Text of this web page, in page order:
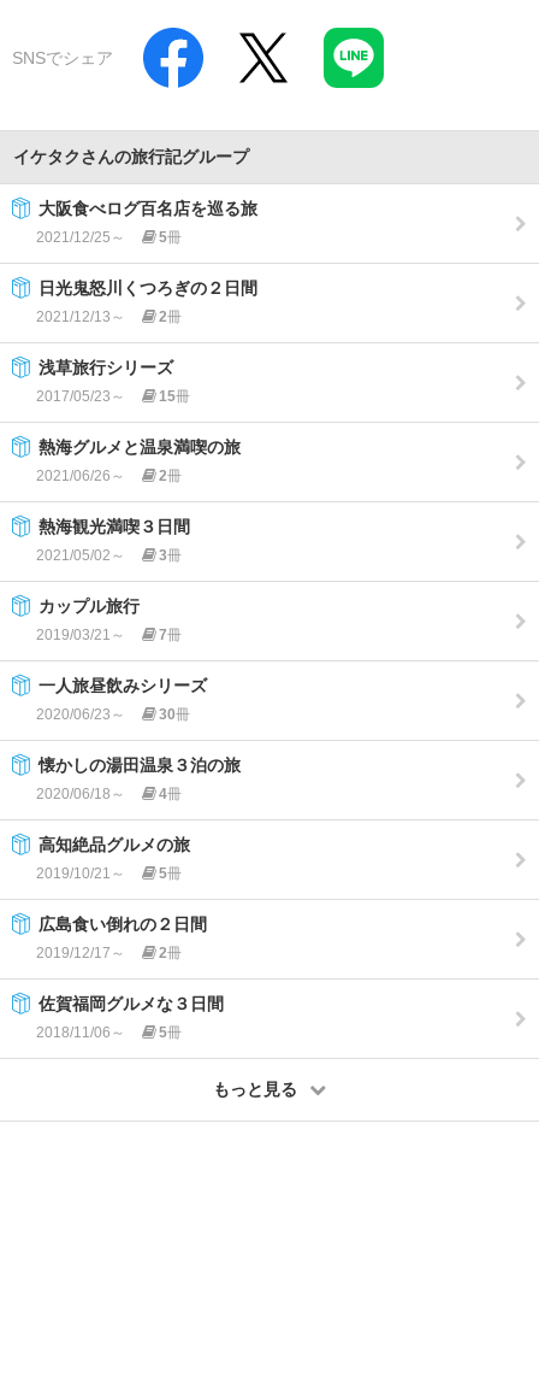
SNSでシェア
イケタクさんの旅行記グループ
大阪食べログ百名店を巡る旅
2021/12/25～ 5冊
日光鬼怒川くつろぎの２日間
2021/12/13～ 2冊
浅草旅行シリーズ
2017/05/23～ 15冊
熱海グルメと温泉満喫の旅
2021/06/26～ 2冊
熱海観光満喫３日間
2021/05/02～ 3冊
カップル旅行
2019/03/21～ 7冊
一人旅昼飲みシリーズ
2020/06/23～ 30冊
懐かしの湯田温泉３泊の旅
2020/06/18～ 4冊
高知絶品グルメの旅
2019/10/21～ 5冊
広島食い倒れの２日間
2019/12/17～ 2冊
佐賀福岡グルメな３日間
2018/11/06～ 5冊
もっと見る